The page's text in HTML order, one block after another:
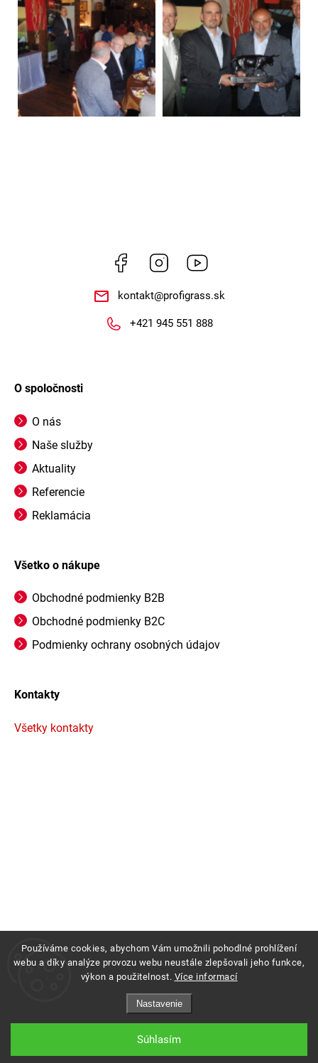
Používáme cookies, abychom Vám umožnili pohodlné prohlížení
webu a díky analýze provozu webu neustále zlepšovali jeho funkce,
výkon a použitelnost. Více informací
Nastavenie
Súhlasím
Facebook Instagram
kontakt@profigrass.sk
+421 945 551 888
O spoločnosti
O nás
Naše služby
Aktuality
Referencie
Reklamácia
Všetko o nákupe
Obchodné podmienky B2B
Obchodné podmienky B2C
Podmienky ochrany osobných údajov
Kontakty
Všetky kontakty
Profigrass.sk. Všetky práva vyhradené.
Grafický návrh vytvořil a nakódoval